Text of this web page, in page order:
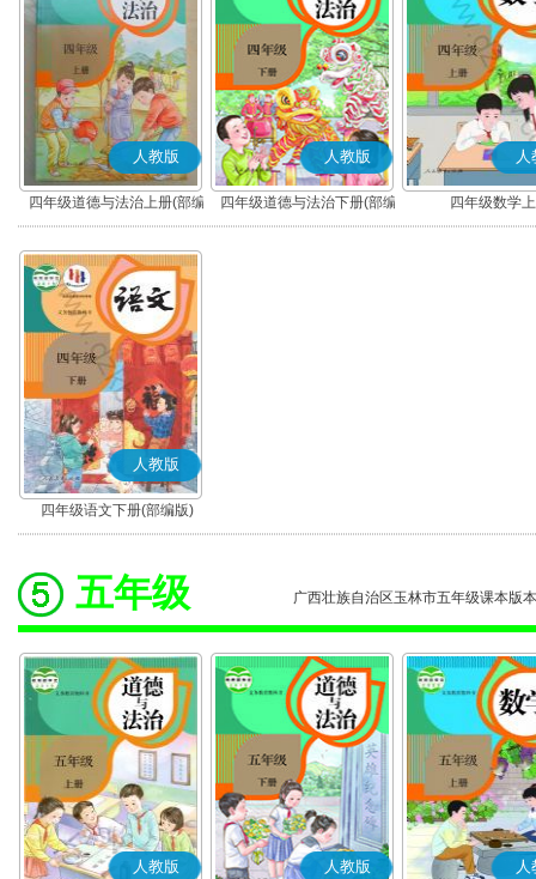
人教版
四年级道德与法治上册(部编
版)
人教版
四年级道德与法治下册(部编
版)
人
四年级数学
人教版
四年级语文下册(部编版)
五年级 广西壮族自治区玉林市五年级课本版本
人教版 人教版 人